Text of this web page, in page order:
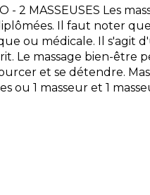
- 2 MASSEUSES Les
Il faut noter
ou médicale. Il s'agit
Le massage bien-être
et se détendre.
ou 1 masseur et 1